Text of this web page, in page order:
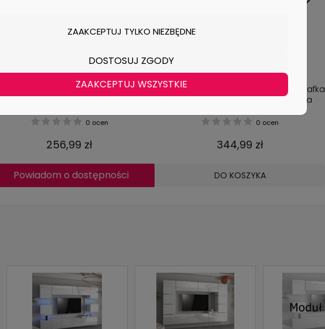
Biurko CHESTER 120 BIAŁY
0 ocen
256,99 zł
Powiadom o dostępności
Biurko ARTO BIAŁE 120 CM 5 Szuflad Szafka
Nowoczesne Do Pracy Domu Biura
0 ocen
344,99 zł
DO KOSZYKA
ZAAKCEPTUJ TYLKO NIEZBĘDNE
DOSTOSUJ ZGODY
ZAAKCEPTUJ WSZYSTKIE